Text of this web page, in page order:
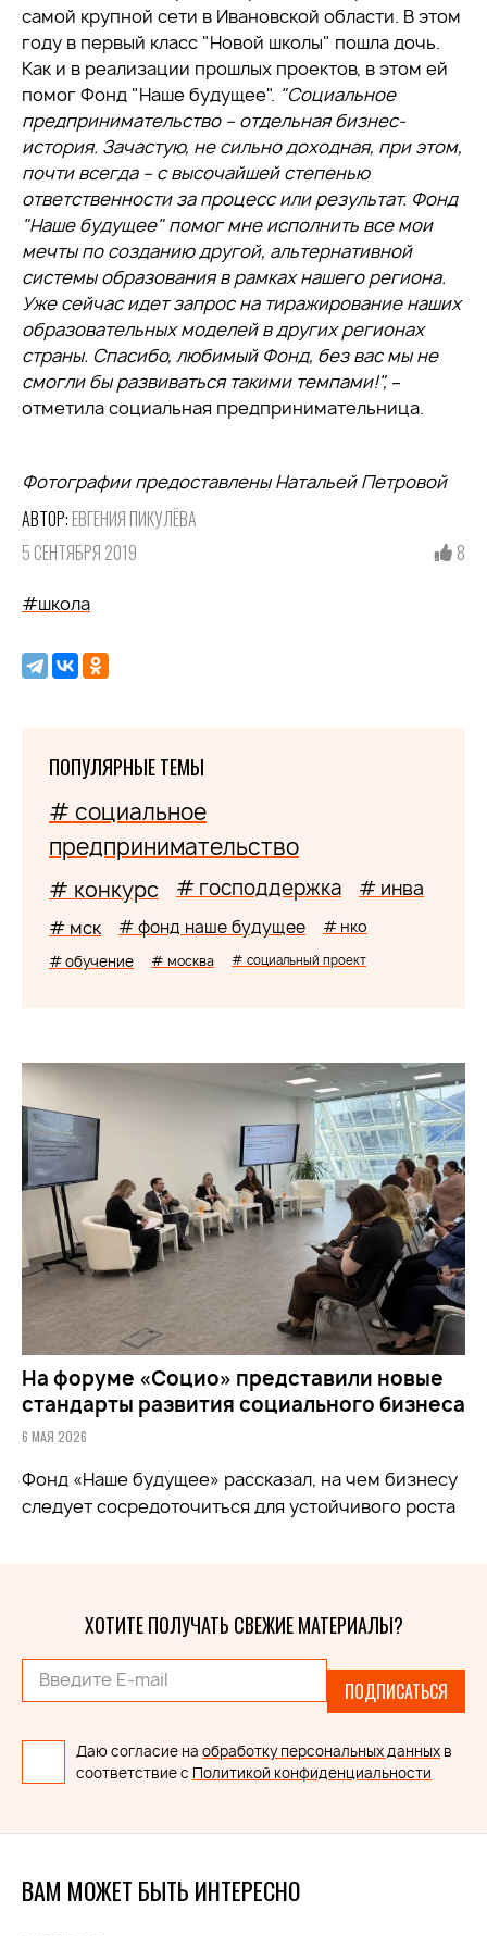
самой крупной сети в Ивановской области. В этом
году в первый класс "Новой школы" пошла дочь.
Как и в реализации прошлых проектов, в этом ей
помог Фонд "Наше будущее". "Социальное
предпринимательство – отдельная бизнес-
история. Зачастую, не сильно доходная, при этом,
почти всегда – с высочайшей степенью
ответственности за процесс или результат. Фонд
"Наше будущее" помог мне исполнить все мои
мечты по созданию другой, альтернативной
системы образования в рамках нашего региона.
Уже сейчас идет запрос на тиражирование наших
образовательных моделей в других регионах
страны. Спасибо, любимый Фонд, без вас мы не
смогли бы развиваться такими темпами!", –
отметила социальная предпринимательница.
Фотографии предоставлены Натальей Петровой
АВТОР: ЕВГЕНИЯ ПИКУЛЁВА
5 СЕНТЯБРЯ 2019
8
#школа
ПОПУЛЯРНЫЕ ТЕМЫ
# социальное
предпринимательство
# конкурс # господдержка # инва
# мск # фонд наше будущее # нко
# обучение # москва # социальный проект
На форуме «Социо» представили новые
стандарты развития социального бизнеса
6 МАЯ 2026
Фонд «Наше будущее» рассказал, на чем бизнесу
следует сосредоточиться для устойчивого роста
ХОТИТЕ ПОЛУЧАТЬ СВЕЖИЕ МАТЕРИАЛЫ?
ПОДПИСАТЬСЯ
Даю согласие на обработку персональных данных в
соответствие с Политикой конфиденциальности
ВАМ МОЖЕТ БЫТЬ ИНТЕРЕСНО